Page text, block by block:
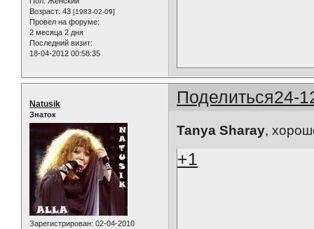
Возраст: 43 [1983-02-09]
Провел на форуме:
2 месяца 2 дня
Последний визит:
18-04-2012 00:58:35
Поделиться24-
Natusik
Знаток
Зарегистрирован: 02-04-2010
Tanya Sharay,
+1